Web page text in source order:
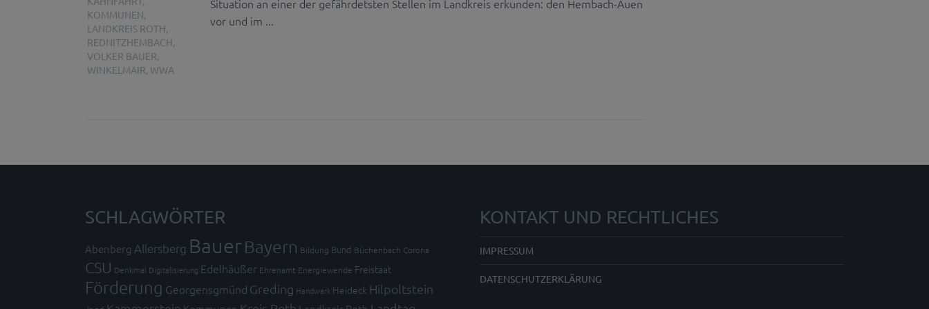
KOMMUNEN,
LANDKREIS ROTH,
REDNITZHEMBACH,
VOLKER BAUER,
WINKELMAIR, WWA
Situation an einer der gefährdetsten Stellen im Landkreis erkunden: den Hembach-Auen
vor und im ...
SCHLAGWÖRTER
Abenberg Allersberg Bauer Bayern Bildung Bund Büchenbach Corona
CSU Denkmal Digitalisierung Edelhäußer Ehrenamt Energiewende Freistaat
Förderung Georgensgmünd Greding Handwerk Heideck Hilpoltstein
KONTAKT UND RECHTLICHES
IMPRESSUM
DATENSCHUTZERKLÄRUNG